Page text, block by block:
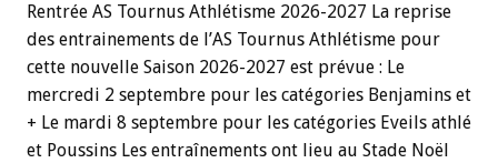
Rentrée AS Tournus Athlétisme 2026-2027 La reprise
des entrainements de l’AS Tournus Athlétisme pour
cette nouvelle Saison 2026-2027 est prévue : Le
mercredi 2 septembre pour les catégories Benjamins et
+ Le mardi 8 septembre pour les catégories Eveils athlé
et Poussins Les entraînements ont lieu au Stade Noël